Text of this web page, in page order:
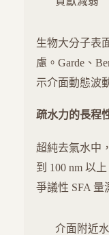
生物大分子表
慮。Garde、
示介面動態波
疏水力的長程
超純去氣水中
到 100 nm 以上
爭議性 SFA 量
介面附近